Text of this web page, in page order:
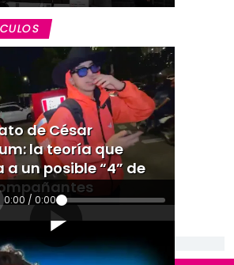
de César
la teoría que
un posible “4” de
0:00 / 0:00
[Publicidad]